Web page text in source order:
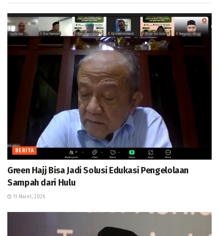
BERITA
Green Hajj Bisa Jadi Solusi Edukasi Pengelolaan
Sampah dari Hulu
11 Maret, 2026